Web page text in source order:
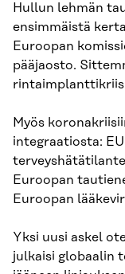
Hullun lehmän
ensimmäistä
Euroopan
pääjaosto.
Myös
integraatiosta:
Euroopan
Euroopan
Yksi uusi askel
julkaisi globaalin